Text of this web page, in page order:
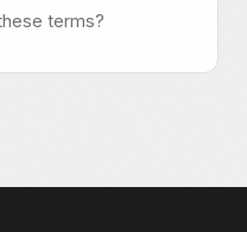
terms?